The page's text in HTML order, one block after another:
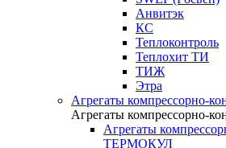
Анвитэк
КС
Теплоконтроль
Теплохит ТИ
ТИЖ
Этра
Агрегаты компрессорно-
Агрегаты компрессорно-
Агрегаты
ТЕРМОКУЛ